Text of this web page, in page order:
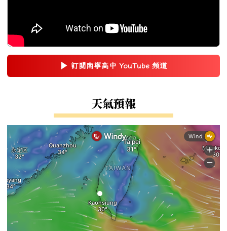
▶ 訂閱南寧高中 YouTube 頻道
(另開新視窗)
天氣預報